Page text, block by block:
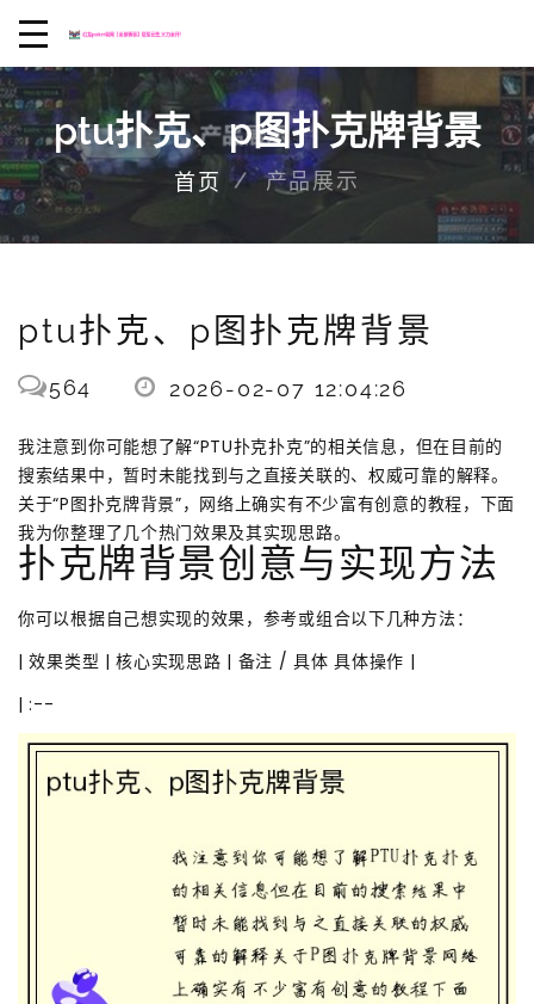
ptu扑克、p图扑克牌背景
首页 产品展示
ptu扑克、p图扑克牌背景
564 2026-02-07 12:04:26
我注意到你可能想了解“PTU扑克扑克”的相关信息，但在目前的
搜索结果中，暂时未能找到与之直接关联的、权威可靠的解释。
关于“P图扑克牌背景”，网络上确实有不少富有创意的教程，下面
我为你整理了几个热门效果及其实现思路。
扑克牌背景创意与实现方法
你可以根据自己想实现的效果，参考或组合以下几种方法：
| 效果类型 | 核心实现思路 | 备注 / 具体 具体操作 |
| :--